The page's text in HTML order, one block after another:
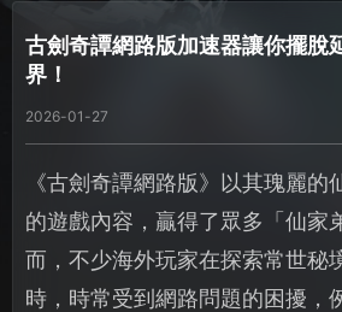
古劍奇譚網路版加速器讓你擺脫
界！
2026-01-27
《古劍奇譚網路版》以其瑰麗的
的遊戲內容，贏得了眾多「仙家
而，不少海外玩家在探索常世秘
時，時常受到網路問題的困擾，